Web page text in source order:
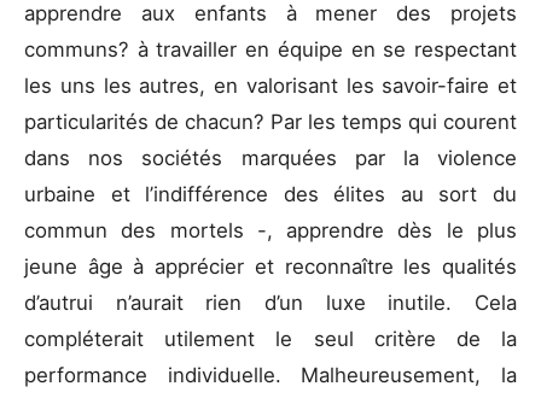
apprendre aux enfants à mener des projets
communs? à travailler en équipe en se respectant
les uns les autres, en valorisant les savoir-faire et
particularités de chacun? Par les temps qui courent
dans nos sociétés marquées par la violence
urbaine et l’indifférence des élites au sort du
commun des mortels -, apprendre dès le plus
jeune âge à apprécier et reconnaître les qualités
d’autrui n’aurait rien d’un luxe inutile. Cela
compléterait utilement le seul critère de la
performance individuelle. Malheureusement, la